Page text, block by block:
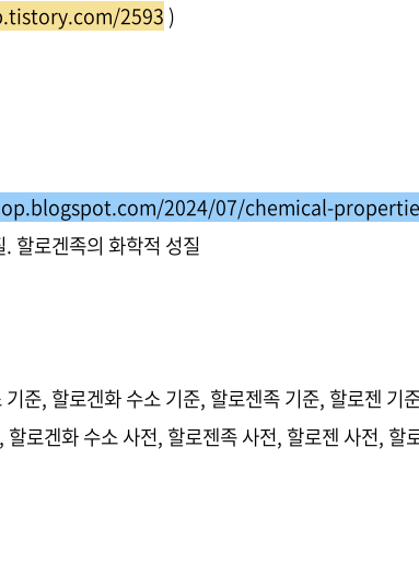
2593 )
2024/07/chemical-
할로겐족의 화학적 성질
준, 할로겐화 수소 기준, 할로젠족 기준, 할로젠 기
로겐화 수소 사전, 할로젠족 사전, 할로젠 사전, 할